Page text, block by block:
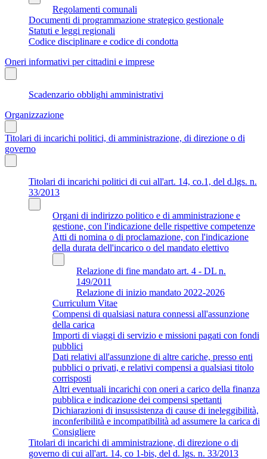
Regolamenti comunali
Documenti di programmazione strategico gestionale
Statuti e leggi regionali
Codice disciplinare e codice di condotta
Oneri informativi per cittadini e imprese
Scadenzario obblighi amministrativi
Organizzazione
Titolari di incarichi politici, di amministrazione, di direzione o di
governo
Titolari di incarichi politici di cui all'art. 14, co.1, del d.lgs. n.
33/2013
Organi di indirizzo politico e di amministrazione e
gestione, con l'indicazione delle rispettive competenze
Atti di nomina o di proclamazione, con l'indicazione
della durata dell'incarico o del mandato elettivo
Relazione di fine mandato art. 4 - DL n.
149/2011
Relazione di inizio mandato 2022-2026
Curriculum Vitae
Compensi di qualsiasi natura connessi all'assunzione
della carica
Importi di viaggi di servizio e missioni pagati con fondi
pubblici
Dati relativi all'assunzione di altre cariche, presso enti
pubblici o privati, e relativi compensi a qualsiasi titolo
corrisposti
Altri eventuali incarichi con oneri a carico della finanza
pubblica e indicazione dei compensi spettanti
Dichiarazioni di insussistenza di cause di ineleggibilità,
inconferibilità e incompatibilità ad assumere la carica di
Consigliere
Titolari di incarichi di amministrazione, di direzione o di
governo di cui all'art. 14, co 1-bis, del d. lgs. n. 33/2013